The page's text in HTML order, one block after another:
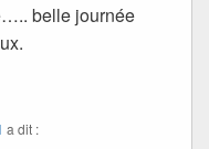
belle journée
a dit :